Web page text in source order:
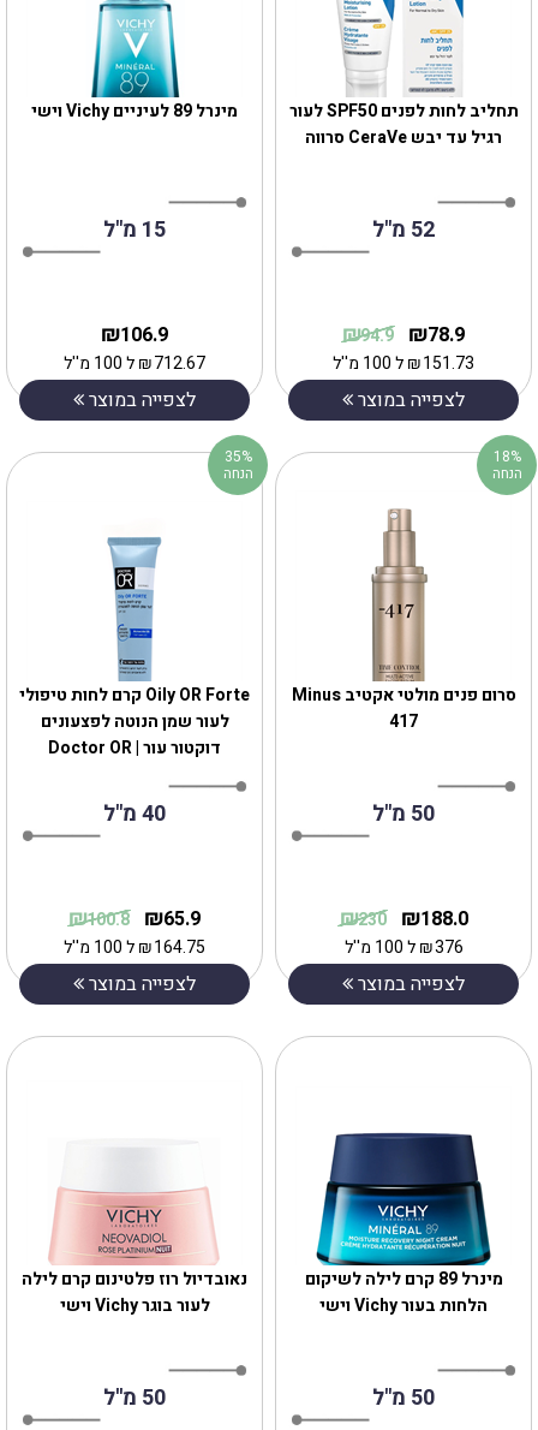
מינרל 89 לעיניים Vichy וישי
15 מ"ל
106.9
₪
712.67
₪ל 100 מ''ל
לצפייה במוצר
תחליב לחות לפנים SPF50 לעור
רגיל עד יבש CeraVe סרווה
52 מ"ל
78.9
₪
94.9
₪
151.73
₪ל 100 מ''ל
לצפייה במוצר
Oily OR Forte קרם לחות טיפולי
לעור שמן הנוטה לפצעונים
דוקטור עור | Doctor OR
40 מ"ל
65.9
₪
100.8
₪
164.75
₪ל 100 מ''ל
לצפייה במוצר
35%
הנחה
סרום פנים מולטי אקטיב Minus
417
50 מ"ל
188.0
₪
230
₪
376
₪ל 100 מ''ל
לצפייה במוצר
18%
הנחה
נאובדיול רוז פלטינום קרם לילה
לעור בוגר Vichy וישי
50 מ''ל
מינרל 89 קרם לילה לשיקום
הלחות בעור Vichy וישי
50 מ"ל